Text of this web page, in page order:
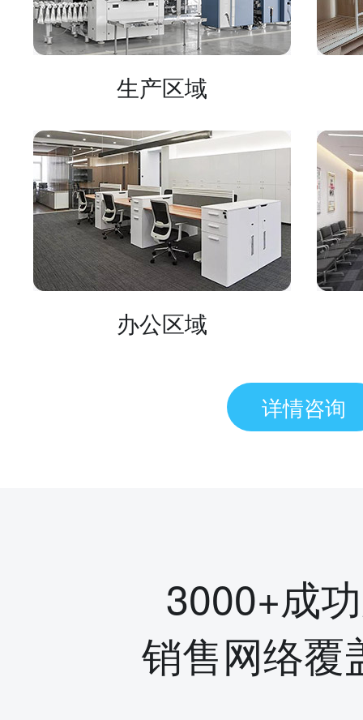
生产区域
办公区域
详情咨询
3000+成
销售网络覆